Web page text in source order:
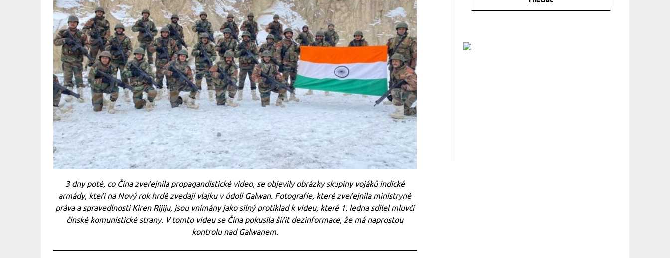
3 dny poté, co Čína zveřejnila propagandistické video, se objevily obrázky skupiny vojáků indické
armády, kteří na Nový rok hrdě zvedají vlajku v údolí Galwan. Fotografie, které zveřejnila ministryně
práva a spravedlnosti Kiren Rijiju, jsou vnímány jako silný protiklad k videu, které 1. ledna sdílel mluvčí
čínské komunistické strany. V tomto videu se Čína pokusila šířit dezinformace, že má naprostou
kontrolu nad Galwanem.